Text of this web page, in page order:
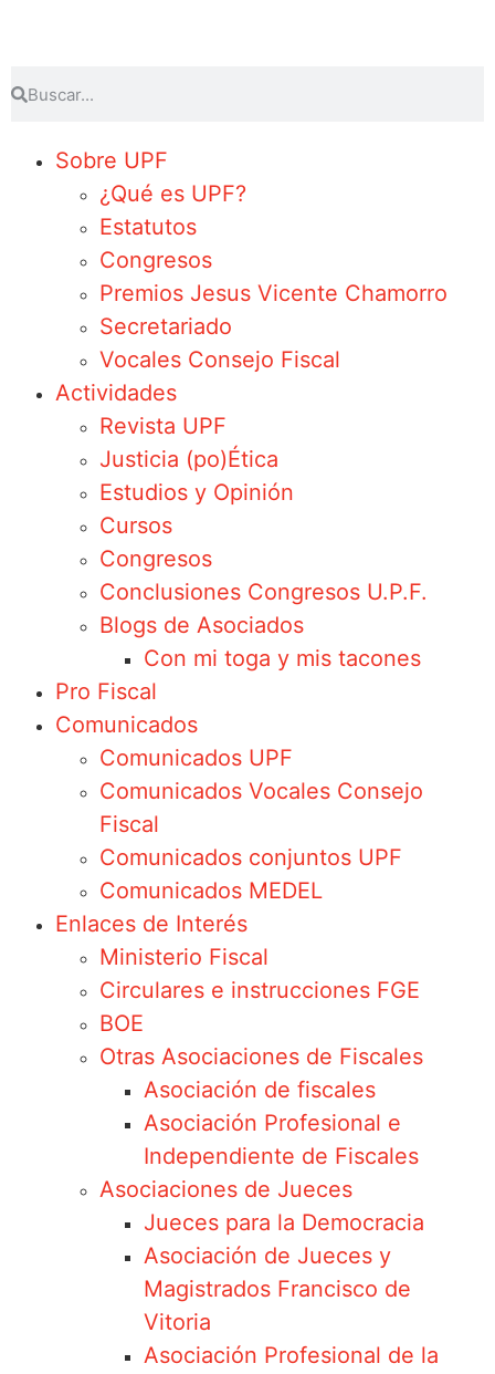
Sobre UPF
¿Qué es UPF?
Estatutos
Congresos
Premios Jesus Vicente Chamorro
Secretariado
Vocales Consejo Fiscal
Actividades
Revista UPF
Justicia (po)Ética
Estudios y Opinión
Cursos
Congresos
Conclusiones Congresos U.P.F.
Blogs de Asociados
Con mi toga y mis tacones
Pro Fiscal
Comunicados
Comunicados UPF
Comunicados Vocales Consejo
Fiscal
Comunicados conjuntos UPF
Comunicados MEDEL
Enlaces de Interés
Ministerio Fiscal
Circulares e instrucciones FGE
BOE
Otras Asociaciones de Fiscales
Asociación de fiscales
Asociación Profesional e
Independiente de Fiscales
Asociaciones de Jueces
Jueces para la Democracia
Asociación de Jueces y
Magistrados Francisco de
Vitoria
Asociación Profesional de la